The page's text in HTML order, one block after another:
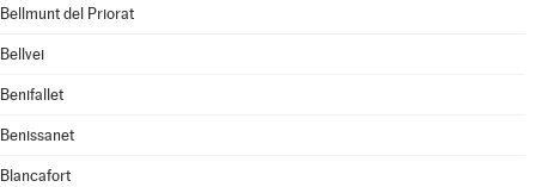
Bellmunt del Priorat
Bellvei
Benifallet
Benissanet
Blancafort